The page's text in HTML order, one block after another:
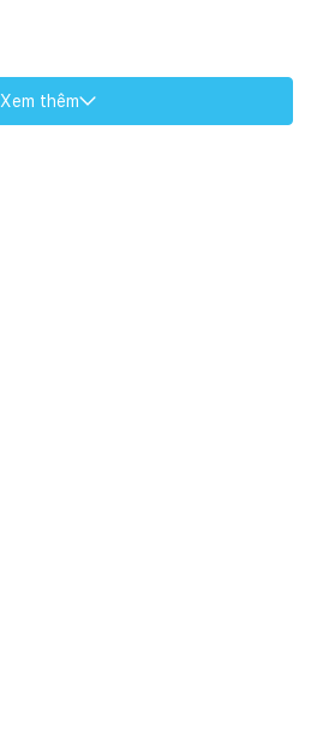
Xem thêm